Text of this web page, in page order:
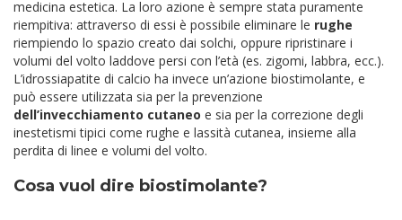
medicina estetica. La loro azione è sempre stata puramente
riempitiva: attraverso di essi è possibile eliminare le rughe
riempiendo lo spazio creato dai solchi, oppure ripristinare i
volumi del volto laddove persi con l’età (es. zigomi, labbra, ecc.).
L’idrossiapatite di calcio ha invece un’azione biostimolante, e
può essere utilizzata sia per la prevenzione
dell’invecchiamento cutaneo e sia per la correzione degli
inestetismi tipici come rughe e lassità cutanea, insieme alla
perdita di linee e volumi del volto.
Cosa vuol dire biostimolante?